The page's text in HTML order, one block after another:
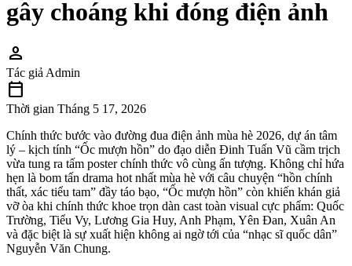
gây choáng khi đóng điện ảnh
person
Tác giả Admin
calendar_today
Thời gian Tháng 5 17, 2026
Chính thức bước vào đường đua điện ảnh mùa hè 2026, dự án tâm
lý – kịch tính “Ốc mượn hồn” do đạo diễn Đinh Tuấn Vũ cầm trịch
vừa tung ra tấm poster chính thức vô cùng ấn tượng. Không chỉ hứa
hẹn là bom tấn drama hot nhất mùa hè với câu chuyện “hồn chính
thất, xác tiểu tam” đầy táo bạo, “Ốc mượn hồn” còn khiến khán giả
vỡ òa khi chính thức khoe trọn dàn cast toàn visual cực phẩm: Quốc
Trường, Tiểu Vy, Lương Gia Huy, Anh Phạm, Yên Đan, Xuân An
và đặc biệt là sự xuất hiện không ai ngờ tới của “nhạc sĩ quốc dân”
Nguyễn Văn Chung.